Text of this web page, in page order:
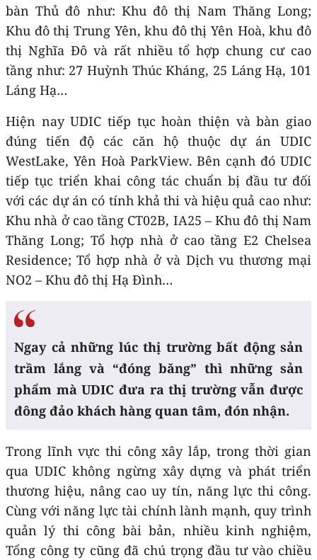
bàn Thủ đô như: Khu đô thị Nam Thăng Long;
Khu đô thị Trung Yên, khu đô thị Yên Hoà, khu đô
thị Nghĩa Đô và rất nhiều tổ hợp chung cư cao
tầng như: 27 Huỳnh Thúc Kháng, 25 Láng Hạ, 101
Láng Hạ…
Hiện nay UDIC tiếp tục hoàn thiện và bàn giao
đúng tiến độ các căn hộ thuộc dự án UDIC
WestLake, Yên Hoà ParkView. Bên cạnh đó UDIC
tiếp tục triển khai công tác chuẩn bị đầu tư đối
với các dự án có tính khả thi và hiệu quả cao như:
Khu nhà ở cao tầng CT02B, IA25 – Khu đô thị Nam
Thăng Long; Tổ hợp nhà ở cao tầng E2 Chelsea
Residence; Tổ hợp nhà ở và Dịch vu thương mại
NO2 – Khu đô thị Hạ Đình…
Ngay cả những lúc thị trường bất động sản
trầm lắng và “đóng băng” thì những sản
phẩm mà UDIC đưa ra thị trường vẫn được
đông đảo khách hàng quan tâm, đón nhận.
Trong lĩnh vực thi công xây lắp, trong thời gian
qua UDIC không ngừng xây dựng và phát triển
thương hiệu, nâng cao uy tín, năng lực thi công.
Cùng với năng lực tài chính lành mạnh, quy trình
quản lý thi công bài bản, nhiều kinh nghiệm,
Tổng công ty cũng đã chú trọng đầu tư vào chiều